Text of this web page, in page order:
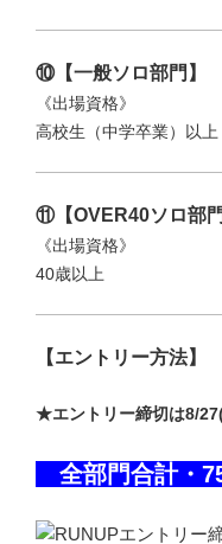
⑩【一般ソロ部門】
《出場資格》
高校生（中学卒業）以上
⑪【OVER40ソロ部門
《出場資格》
40歳以上
【エントリー方法】
★エントリー締切は8/
全部門合計・